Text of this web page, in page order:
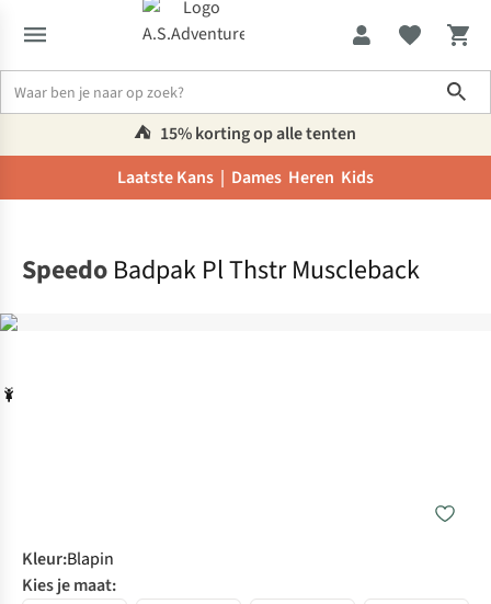
⛺️ 15% korting op alle tenten
Laatste Kans | Dames Heren Kids
Speedo Badpak Pl Thstr Muscleback
Kleur:Blapin
Kies je maat: